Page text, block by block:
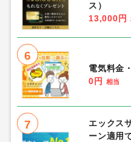
ス）
13,000円
6
電気料金
0円
相当
7
エックス
ーン適用